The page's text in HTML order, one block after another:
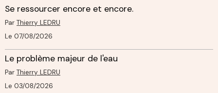
Se ressourcer encore et encore.
Par Thierry LEDRU
Le 07/08/2026
Le problème majeur de l'eau
Par Thierry LEDRU
Le 03/08/2026